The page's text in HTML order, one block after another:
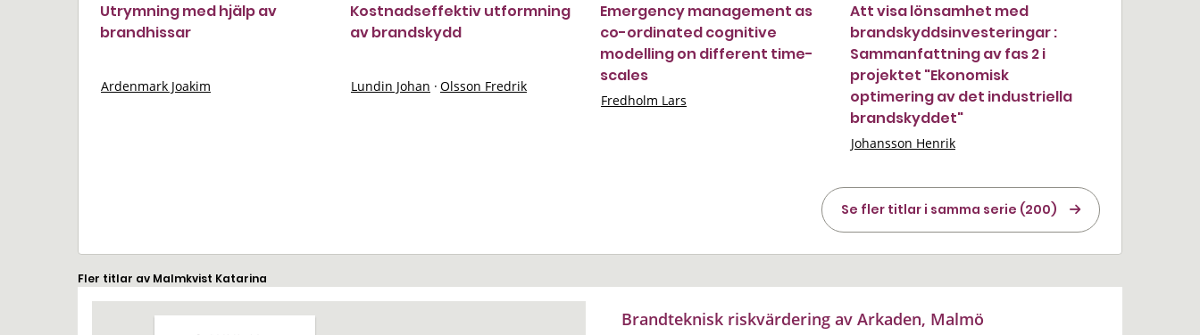
Utrymning med hjälp av
brandhissar
Ardenmark Joakim
Kostnadseffektiv utformning
av brandskydd
Lundin Johan · Olsson Fredrik
Emergency management as
co-ordinated cognitive
modelling on different time-
scales
Fredholm Lars
Att visa lönsamhet med
brandskyddsinvesteringar :
Sammanfattning av fas 2 i
projektet "Ekonomisk
optimering av det industriella
brandskyddet"
Johansson Henrik
Se fler titlar i samma serie (200)
Fler titlar av Malmkvist Katarina
Brandteknisk riskvärdering av Arkaden, Malmö